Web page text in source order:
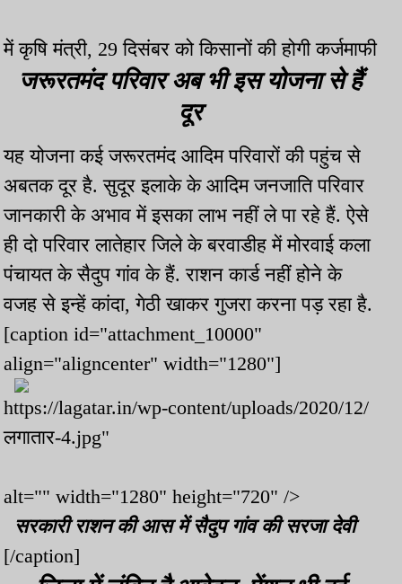
में कृषि मंत्री, 29 दिसंबर को किसानों की होगी कर्जमाफी
जरूरतमंद परिवार अब भी इस योजना से हैं
दूर
यह योजना कई जरूरतमंद आदिम परिवारों की पहुंच से
अबतक दूर है. सुदूर इलाके के आदिम जनजाति परिवार
जानकारी के अभाव में इसका लाभ नहीं ले पा रहे हैं. ऐसे
ही दो परिवार लातेहार जिले के बरवाडीह में मोरवाई कला
पंचायत के सैदुप गांव के हैं. राशन कार्ड नहीं होने के
वजह से इन्हें कांदा, गेठी खाकर गुजरा करना पड़ रहा है.
[caption id="attachment_10000"
align="aligncenter" width="1280"]
https://lagatar.in/wp-content/uploads/2020/12/
लगातार-4.jpg"
alt="" width="1280" height="720" />
सरकारी राशन की आस में सैदुप गांव की सरजा देवी
[/caption]